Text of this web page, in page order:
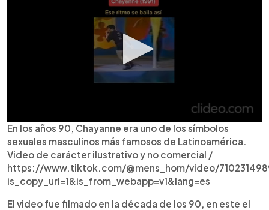
En los años 90, Chayanne era uno de los símbolos
sexuales masculinos más famosos de Latinoamérica.
Video de carácter ilustrativo y no comercial /
https://www.tiktok.com/@mens_hom/video/
is_copy_url=1&is_from_webapp=v1&lang=es
El video fue filmado en la década de los 90, en este el